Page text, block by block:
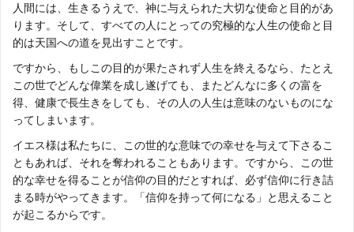
人間には、生きるうえで、神に与えられた大切な使命と目的があ
ります。そして、すべての人にとっての究極的な人生の使命と目
的は天国への道を見出すことです。
ですから、もしこの目的が果たされず人生を終えるなら、たとえ
この世でどんな偉業を成し遂げても、またどんなに多くの富を
得、健康で長生きをしても、その人の人生は意味のないものにな
ってしまいます。
イエス様は私たちに、この世的な意味での幸せを与えて下さるこ
ともあれば、それを奪われることもあります。ですから、この世
的な幸せを得ることが信仰の目的だとすれば、必ず信仰に行き詰
まる時がやってきます。「信仰を持って何になる」と思えること
が起こるからです。